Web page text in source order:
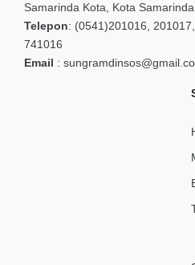
Samarinda Kota, Kota
Telepon: (0541)201016,
741016
Email :